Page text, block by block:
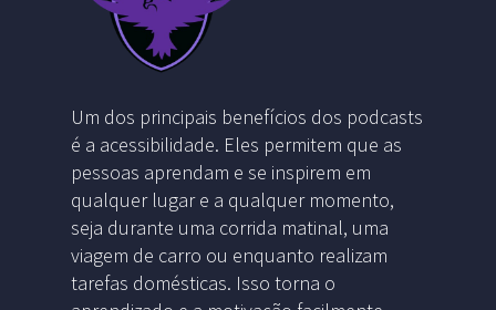
Um dos principais benefícios dos podcasts
é a acessibilidade. Eles permitem que as
pessoas aprendam e se inspirem em
qualquer lugar e a qualquer momento,
seja durante uma corrida matinal, uma
viagem de carro ou enquanto realizam
tarefas domésticas. Isso torna o